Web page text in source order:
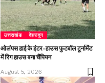
उत्तराखंड देहरादून
ओलंपस हाई के इंटर-हाउस फुटबॉल टूर्नामेंट
में रिग हाउस बना चैंपियन
August 5, 2026